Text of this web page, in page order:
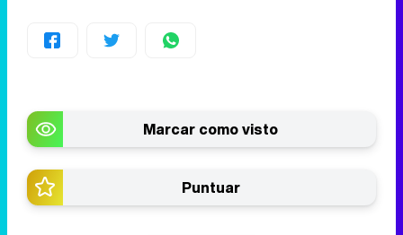
Marcar como visto
Puntuar